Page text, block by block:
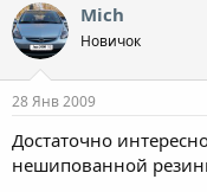
Mich
Новичок
28 Янв 2009
Достаточно
нешипованной